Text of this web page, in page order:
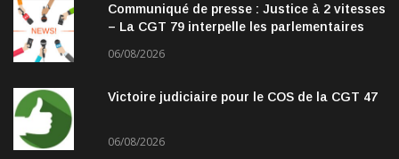
Communiqué de presse : Justice à 2 vitesses
– La CGT 79 interpelle les parlementaires
06/08/2026
Victoire judiciaire pour le COS de la CGT 47
06/08/2026